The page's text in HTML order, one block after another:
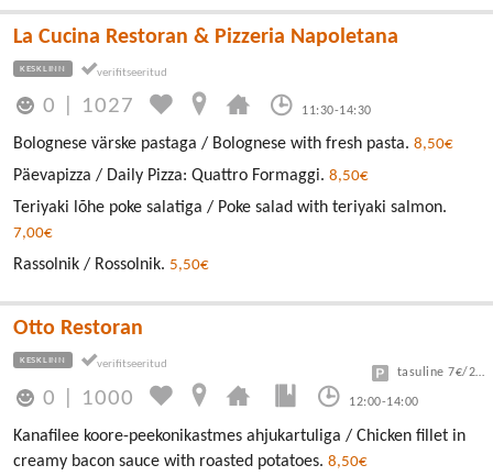
La Cucina Restoran & Pizzeria Napoletana
KESKLINN
0 1027 11:30-14:30
Bolognese värske pastaga / Bolognese with fresh pasta. 8,50€
Päevapizza / Daily Pizza: Quattro Formaggi. 8,50€
Teriyaki lõhe poke salatiga / Poke salad with teriyaki salmon.
7,00€
Rassolnik / Rossolnik. 5,50€
Otto Restoran
KESKLINN
0 1000 12:00-14:00
tasuline 7€/24h
Kanafilee koore-peekonikastmes ahjukartuliga / Chicken fillet in
creamy bacon sauce with roasted potatoes. 8,50€